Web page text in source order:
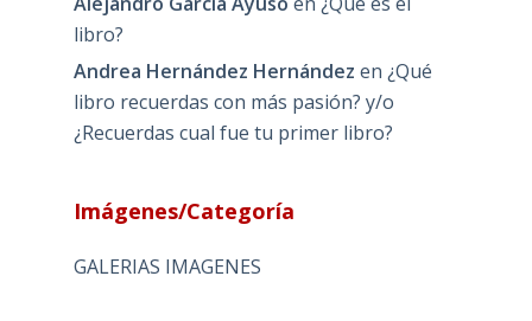
libro?
Andrea Hernández Hernández en ¿Qué
libro recuerdas con más pasión? y/o
¿Recuerdas cual fue tu primer libro?
Imágenes/Categoría
GALERIAS IMAGENES